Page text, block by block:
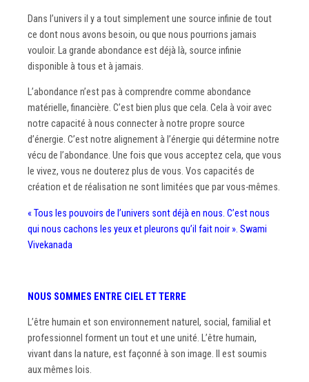
Dans l’univers il y a tout simplement une source infinie de tout
ce dont nous avons besoin, ou que nous pourrions jamais
vouloir. La grande abondance est déjà là, source infinie
disponible à tous et à jamais.
L’abondance n’est pas à comprendre comme abondance
matérielle, financière. C’est bien plus que cela. Cela à voir avec
notre capacité à nous connecter à notre propre source
d’énergie. C’est notre alignement à l’énergie qui détermine notre
vécu de l’abondance. Une fois que vous acceptez cela, que vous
le vivez, vous ne douterez plus de vous. Vos capacités de
création et de réalisation ne sont limitées que par vous-mêmes.
« Tous les pouvoirs de l’univers sont déjà en nous. C’est nous
qui nous cachons les yeux et pleurons qu’il fait noir ». Swami
Vivekanada
NOUS SOMMES ENTRE CIEL ET TERRE
L’être humain et son environnement naturel, social, familial et
professionnel forment un tout et une unité. L’être humain,
vivant dans la nature, est façonné à son image. Il est soumis
aux mêmes lois.